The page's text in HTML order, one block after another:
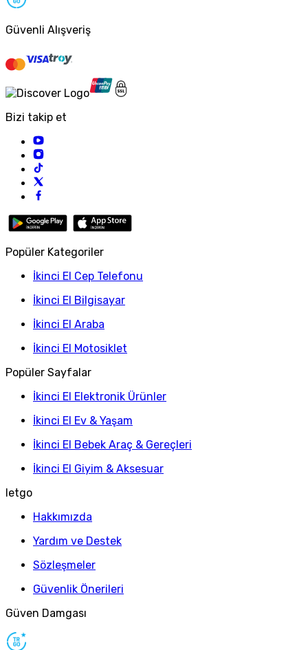
Güvenli Alışveriş
Bizi takip et
Popüler Kategoriler
İkinci El Cep Telefonu
İkinci El Bilgisayar
İkinci El Araba
İkinci El Motosiklet
Popüler Sayfalar
İkinci El Elektronik Ürünler
İkinci El Ev & Yaşam
İkinci El Bebek Araç & Gereçleri
İkinci El Giyim & Aksesuar
letgo
Hakkımızda
Yardım ve Destek
Sözleşmeler
Güvenlik Önerileri
Güven Damgası